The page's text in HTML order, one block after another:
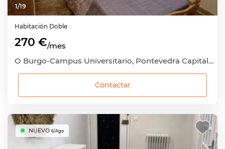
1/19
Habitación Doble
270 €/mes
O Burgo-Campus Universitario, Pontevedra Capital, Pontevedra
Contactar
NUEVO 6/Ago